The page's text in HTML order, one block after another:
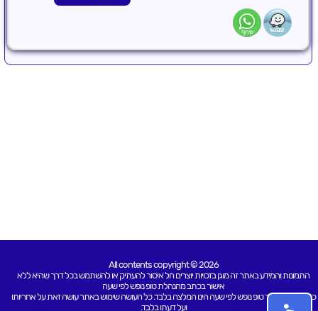
All contents copyright © 2026
התמונות והמידע באתר זה מוגן בזכויות יוצרים חל איסור להעתיק או להשתמש בכל דרך שהיא ללא
אישור בכתב מהנהלת טופ נופש לפי שעה
כל האמור באתר טופ נופש לפי שעה הינו המלצה בלבד. כל העושה שימוש באתר עושה זאת על אחריותו
ועל דעתו בלבד.